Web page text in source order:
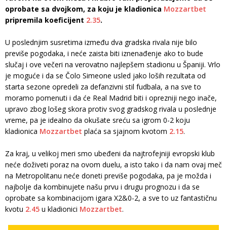
oprobate sa dvojkom, za koju je kladionica Mozzartbet
pripremila koeficijent 2.35.
U poslednjim susretima između dva gradska rivala nije bilo
previše pogodaka, i neće zaista biti iznenađenje ako to bude
slučaj i ove večeri na verovatno najlepšem stadionu u Španiji. Vrlo
je moguće i da se Čolo Simeone usled jako loših rezultata od
starta sezone opredeli za defanzivni stil fudbala, a na sve to
moramo pomenuti i da će Real Madrid biti i oprezniji nego inače,
upravo zbog lošeg skora protiv svog gradskog rivala u poslednje
vreme, pa je idealno da okušate sreću sa igrom 0-2 koju
kladionica Mozzartbet plaća sa sjajnom kvotom 2.15.
Za kraj, u velikoj meri smo ubeđeni da najtrofejniji evropski klub
neće doživeti poraz na ovom duelu, a isto tako i da nam ovaj meč
na Metropolitanu neće doneti previše pogodaka, pa je možda i
najbolje da kombinujete našu prvu i drugu prognozu i da se
oprobate sa kombinacijom igara X2&0-2, a sve to uz fantastičnu
kvotu 2.45 u kladionici Mozzartbet.